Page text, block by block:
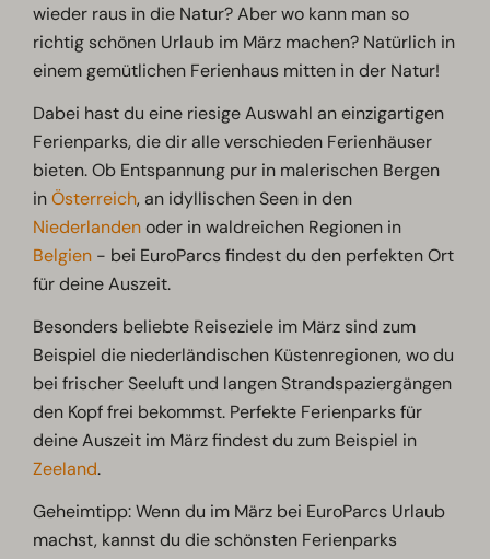
wieder raus in die Natur? Aber wo kann man so
richtig schönen Urlaub im März machen? Natürlich in
einem gemütlichen Ferienhaus mitten in der Natur!
Dabei hast du eine riesige Auswahl an einzigartigen
Ferienparks, die dir alle verschieden Ferienhäuser
bieten. Ob Entspannung pur in malerischen Bergen
inÖsterreich, an idyllischen Seen in den
Niederlandenoder in waldreichen Regionen in
Belgien - bei EuroParcs findest du den perfekten Ort
für deine Auszeit.
Besonders beliebte Reiseziele im März sind zum
Beispiel die niederländischen Küstenregionen, wo du
bei frischer Seeluft und langen Strandspaziergängen
den Kopf frei bekommst. Perfekte Ferienparks für
deine Auszeit im März findest du zum Beispiel in
Zeeland.
Geheimtipp: Wenn du im März bei EuroParcs Urlaub
machst, kannst du die schönsten Ferienparks